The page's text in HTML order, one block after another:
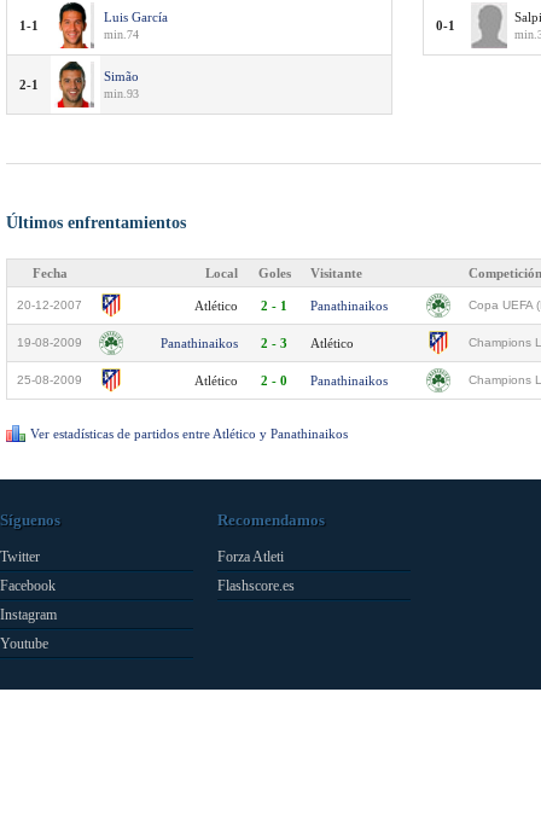
1-1
Luis García
min.74
2-1
Simão
min.93
0-1
Últimos enfrentamientos
Fecha Local Goles Visitante Competición
20-12-2007 Atlético 2 - 1 Panathinaikos Copa UEFA
19-08-2009 Panathinaikos 2 - 3 Atlético Champions
25-08-2009 Atlético 2 - 0 Panathinaikos Champions
Ver estadísticas de partidos entre Atlético y Panathinaikos
Síguenos
Twitter
Facebook
Instagram
Youtube
Recomendamos
Forza Atleti
Flashscore.es